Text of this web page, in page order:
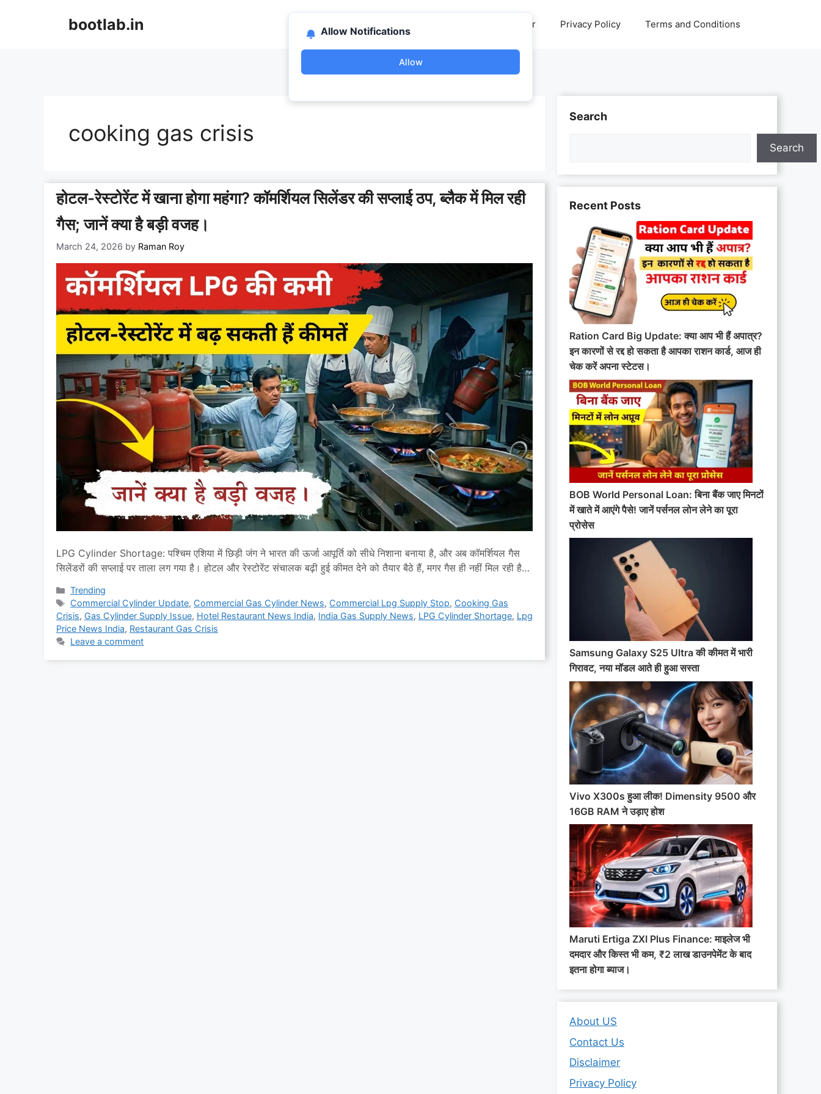
bootlab.in About US Disclaimer Privacy Policy Terms and Conditions
cooking gas crisis
होटल-रेस्टोरेंट में खाना होगा महंगा? कॉमर्शियल सिलेंडर की सप्लाई ठप, ब्लैक में मिल रही
गैस; जानें क्या है बड़ी वजह।
March 24, 2026 by Raman Roy
LPG Cylinder Shortage: पश्चिम एशिया में छिड़ी जंग ने भारत की ऊर्जा आपूर्ति को सीधे निशाना बनाया है, और अब कॉमर्शियल गैस
सिलेंडरों की सप्लाई पर ताला लग गया है। होटल और रेस्टोरेंट संचालक बढ़ी हुई कीमत देने को तैयार बैठे हैं, मगर गैस ही नहीं मिल रही है।
Categories
Trending
Tags
Commercial Cylinder Update, Commercial Gas Cylinder News, Commercial Lpg Supply Stop, Cooking Gas
Crisis, Gas Cylinder Supply Issue, Hotel Restaurant News India, India Gas Supply News, LPG Cylinder Shortage, Lpg
Price News India, Restaurant Gas Crisis
Leave a comment
Search
Search
Recent Posts
Ration Card Big Update: क्या आप भी हैं अपात्र?
इन कारणों से रद्द हो सकता है आपका राशन कार्ड, आज ही
चेक करें अपना स्टेटस।
BOB World Personal Loan: बिना बैंक जाए मिनटों
में खाते में आएंगे पैसे! जानें पर्सनल लोन लेने का पूरा
प्रोसेस
Samsung Galaxy S25 Ultra की कीमत में भारी
गिरावट, नया मॉडल आते ही हुआ सस्ता
Vivo X300s हुआ लीक! Dimensity 9500 और
16GB RAM ने उड़ाए होश
Maruti Ertiga ZXI Plus Finance: माइलेज भी
दमदार और किस्त भी कम, ₹2 लाख डाउनपेमेंट के बाद
इतना होगा ब्याज।
About US
Contact Us
Disclaimer
Privacy Policy
Allow Notifications
Allow